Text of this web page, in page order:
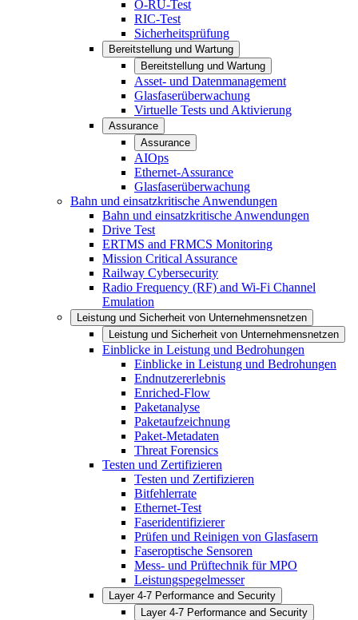
O-RU-Test
RIC-Test
Sicherheitsprüfung
Bereitstellung und Wartung
Bereitstellung und Wartung
Asset- und Datenmanagement
Glasfaserüberwachung
Virtuelle Tests und Aktivierung
Assurance
Assurance
AIOps
Ethernet-Assurance
Glasfaserüberwachung
Bahn und einsatzkritische Anwendungen
Bahn und einsatzkritische Anwendungen
Drive Test
ERTMS and FRMCS Monitoring
Mission Critical Assurance
Railway Cybersecurity
Radio Frequency (RF) and Wi-Fi Channel
Emulation
Leistung und Sicherheit von Unternehmensnetzen
Leistung und Sicherheit von Unternehmensnetzen
Einblicke in Leistung und Bedrohungen
Einblicke in Leistung und Bedrohungen
Endnutzererlebnis
Enriched-Flow
Paketanalyse
Paketaufzeichnung
Paket-Metadaten
Threat Forensics
Testen und Zertifizieren
Testen und Zertifizieren
Bitfehlerrate
Ethernet-Test
Faseridentifizierer
Prüfen und Reinigen von Glasfasern
Faseroptische Sensoren
Mess- und Prüftechnik für MPO
Leistungspegelmesser
Layer 4-7 Performance and Security
Layer 4-7 Performance and Security